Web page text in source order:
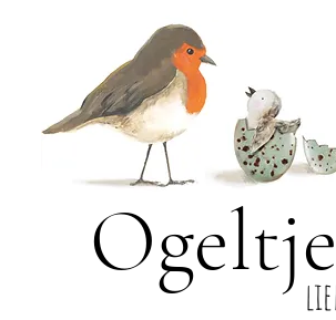
Ogeltje